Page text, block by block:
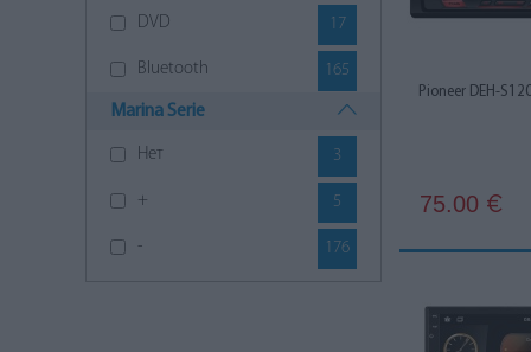
DVD 17
Bluetooth 165
USB 179
Aux 161
Marina Serie
Нет 3
+ 5
- 176
Pioneer DEH-
75.00 €